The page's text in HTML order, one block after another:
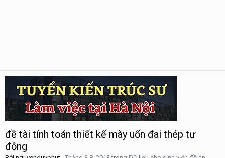
đề tài tính toán thiết kế mày uốn đai thép tự
động